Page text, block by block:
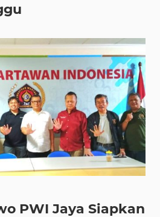
PWI Jaya Siapkan